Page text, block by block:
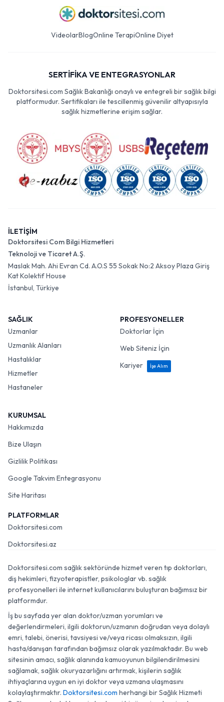
VideolarBlogOnline TerapiOnline Diyet
SERTİFİKA VE ENTEGRASYONLAR
Doktorsitesi.com Sağlık Bakanlığı onaylı ve entegreli bir sağlık bilgi
platformudur. Sertifikaları ile tescillenmiş güvenilir altyapısıyla
sağlık hizmetlerine erişim sağlar.
İLETİŞİM
Doktorsitesi Com Bilgi Hizmetleri
Teknoloji ve Ticaret A.Ş.
Maslak Mah. Ahi Evran Cd. A.O.S 55 Sokak No:2 Aksoy Plaza Giriş
Kat Kolektif House
İstanbul, Türkiye
SAĞLIK
Uzmanlar
Uzmanlık Alanları
Hastalıklar
Hizmetler
Hastaneler
PROFESYONELLER
Doktorlar İçin
Web Siteniz İçin
Kariyer
İşe Alım
KURUMSAL
Hakkımızda
Bize Ulaşın
Gizlilik Politikası
Google Takvim Entegrasyonu
Site Haritası
PLATFORMLAR
Doktorsitesi.com
Doktorsitesi.az
Doktorsitesi.com sağlık sektöründe hizmet veren tıp doktorları,
diş hekimleri, fizyoterapistler, psikologlar vb. sağlık
profesyonelleri ile internet kullanıcılarını buluşturan bağımsız bir
platformdur.
İş bu sayfada yer alan doktor/uzman yorumları ve
değerlendirmeleri, ilgili doktorun/uzmanın doğrudan veya dolaylı
emri, talebi, önerisi, tavsiyesi ve/veya ricası olmaksızın, ilgili
hasta/danışan tarafından bağımsız olarak yazılmaktadır. Bu web
sitesinin amacı, sağlık alanında kamuoyunun bilgilendirilmesini
sağlamak, sağlık okuryazarlığını artırmak, kişilerin sağlık
ihtiyaçlarına uygun en iyi doktor veya uzmana ulaşmasını
kolaylaştırmaktır. Doktorsitesi.com herhangi bir Sağlık Hizmeti